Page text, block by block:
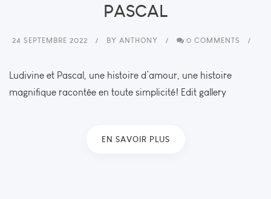
PASCAL
24 SEPTEMBRE 2022 BY ANTHONY 0 COMMENTS
Ludivine et Pascal, une histoire d’amour, une histoire
magnifique racontée en toute simplicité! Edit gallery
EN SAVOIR PLUS